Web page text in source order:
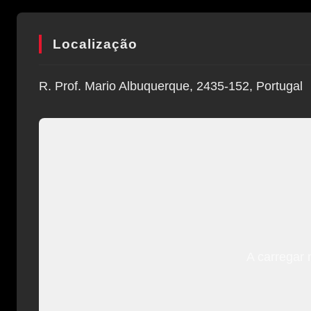
Localização
R. Prof. Mario Albuquerque, 2435-152, Portugal